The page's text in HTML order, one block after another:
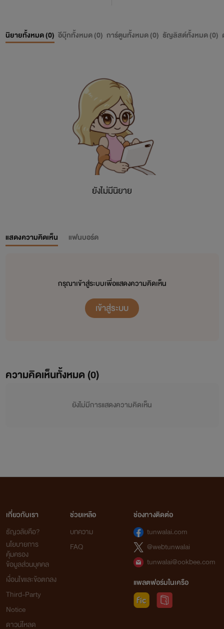
นิยายทั้งหมด (0) อีบุ๊กทั้งหมด (0) การ์ตูนทั้งหมด (0) ธัญลิสต์ทั้งหมด (0)
ยังไม่มีนิยาย
แสดงความคิดเห็น แฟนบอร์ด
กรุณาเข้าสู่ระบบเพื่อแสดงความคิดเห็น
เข้าสู่ระบบ
ความคิดเห็นทั้งหมด (0)
ยังไม่มีการแสดงความคิดเห็น
เกี่ยวกับเรา
ธัญวลัยคือ?
นโยบายการ
คุ้มครอง
ข้อมูลส่วนบุคคล
เงื่อนไขและข้อตกลง
Third-Party
Notice
ดาวน์โหลด
ช่วยเหลือ
บทความ
FAQ
ช่องทางติดต่อ
tunwalai.com
@webtunwalai
tunwalai@ookbee.com
แพลตฟอร์มในเครือ